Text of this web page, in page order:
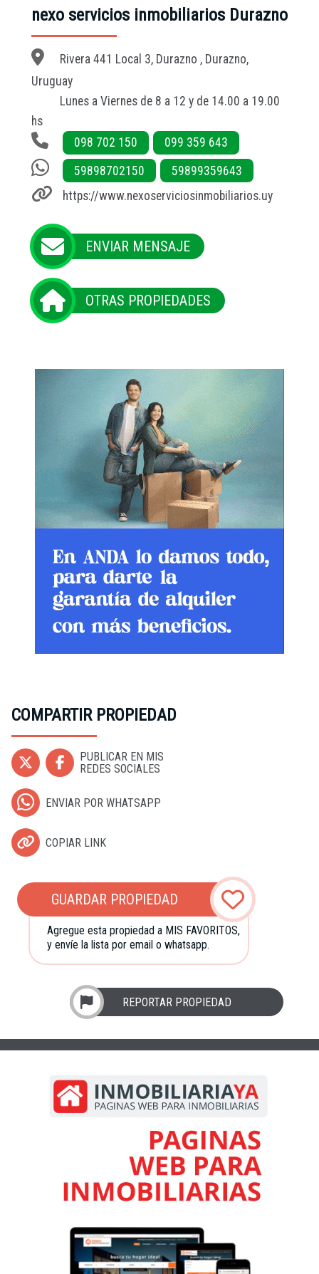
nexo servicios inmobiliarios Durazno
Rivera 441 Local 3, Durazno , Durazno,
Uruguay
Lunes a Viernes de 8 a 12 y de 14.00 a 19.00
hs
098 702 150
099 359 643
59898702150
59899359643
https://www.nexoserviciosinmobiliarios.uy
ENVIAR MENSAJE
OTRAS PROPIEDADES
COMPARTIR PROPIEDAD
PUBLICAR EN MIS
REDES SOCIALES
ENVIAR POR WHATSAPP
COPIAR LINK
GUARDAR PROPIEDAD
Agregue esta propiedad a MIS FAVORITOS,
y envíe la lista por email o whatsapp.
REPORTAR PROPIEDAD